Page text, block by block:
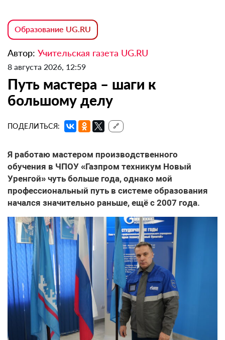
Образование UG.RU
Автор: Учительская газета UG.RU
8 августа 2026, 12:59
Путь мастера – шаги к
большому делу
ПОДЕЛИТЬСЯ: 🔗
Я работаю мастером производственного
обучения в ЧПОУ «Газпром техникум Новый
Уренгой» чуть больше года, однако мой
профессиональный путь в системе образования
начался значительно раньше, ещё с 2007 года.